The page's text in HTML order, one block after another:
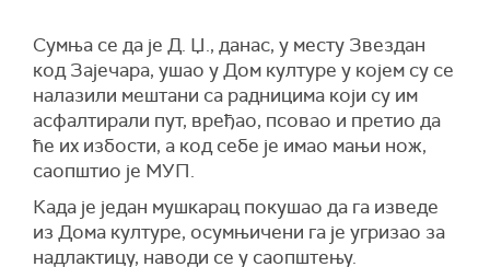
Сумња се да је Д. Џ., данас, у месту Звездан
код Зајечара, ушао у Дом културе у којем су се
налазили мештани са радницима који су им
асфалтирали пут, вређао, псовао и претио да
ће их избости, а код себе је имао мањи нож,
саопштио је МУП.
Када је један мушкарац покушао да га изведе
из Дома културе, осумњичени га је угризао за
надлактицу, наводи се у саопштењу.